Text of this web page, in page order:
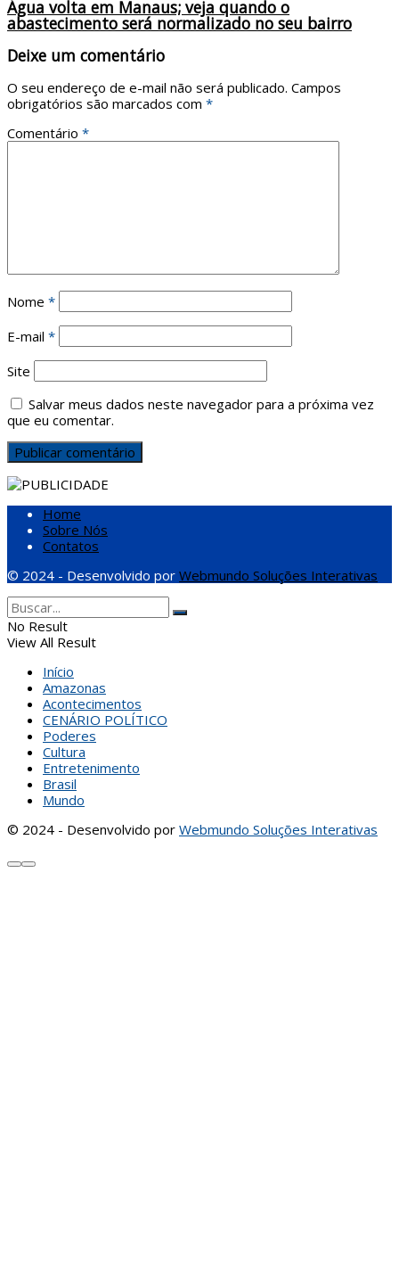
Água volta em Manaus; veja quando o
abastecimento será normalizado no seu bairro
Deixe um comentário
O seu endereço de e-mail não será publicado. Campos
obrigatórios são marcados com *
Comentário *
Nome *
E-mail *
Site
Salvar meus dados neste navegador para a próxima vez
que eu comentar.
Home
Sobre Nós
Contatos
© 2024 - Desenvolvido por Webmundo Soluções Interativas
No Result
View All Result
Início
Amazonas
Acontecimentos
CENÁRIO POLÍTICO
Poderes
Cultura
Entretenimento
Brasil
Mundo
© 2024 - Desenvolvido por Webmundo Soluções Interativas